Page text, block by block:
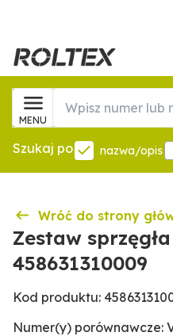
MENU
Szukaj po nazwa/opis
Wróć do strony
Zestaw
458631310009
Kod produktu:
Numer(y) porównawcze: